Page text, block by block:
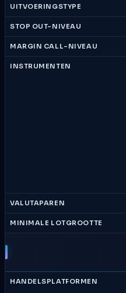
UITVOERINGSTYPE
STOP OUT-NIVEAU
MARGIN CALL-NIVEAU
INSTRUMENTEN
VALUTAPAREN
MINIMALE LOTGROOTTE
HANDELSPLATFORMEN